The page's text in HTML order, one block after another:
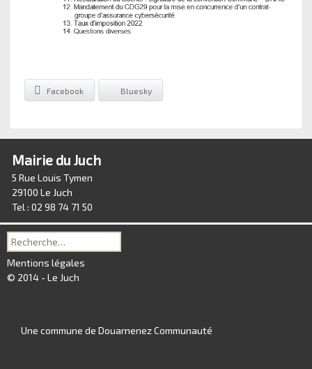
Facebook Bluesky
Mairie du Juch
5 Rue Louis Tymen
29100 Le Juch
Tel : 02 98 74 71 50
Recherche
pour :
Mentions légales
© 2014 - Le Juch
Une commune de Douarnenez Communauté